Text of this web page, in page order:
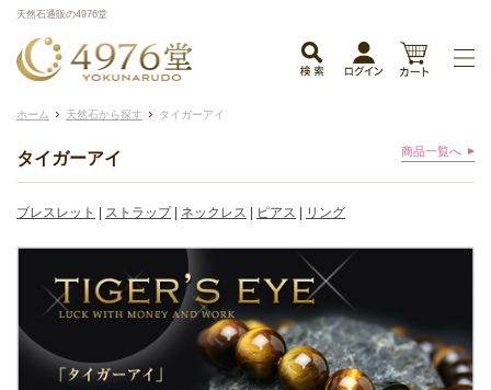
天然石通販の4976堂
ホーム 天然石から探す タイガーアイ
タイガーアイ 商品一覧へ
ブレスレット ストラップ| ネックレス ピアス リング